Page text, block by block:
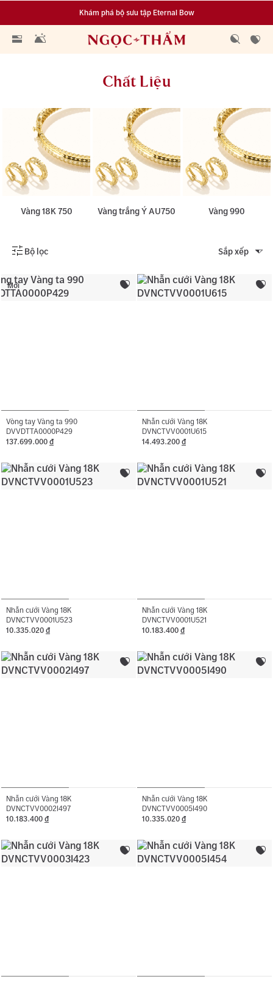
Đa dạng lựa chọn tích luỹ từ 0.1 chỉ vàng 999.9
Chất Liệu
Vàng 18K 750 Vàng trắng Ý AU750 Vàng 990
Bộ lọc Sắp xếp
Mới
Vòng tay Vàng ta 990
DVVDTTA0000P429
137.699.000 đ
Nhẫn cưới Vàng 18K
DVNCTVV0001U615
14.493.200 đ
Nhẫn cưới Vàng 18K
DVNCTVV0001U523
10.335.020 đ
Nhẫn cưới Vàng 18K
DVNCTVV0001U521
10.183.400 đ
Nhẫn cưới Vàng 18K
DVNCTVV0002I497
10.183.400 đ
Nhẫn cưới Vàng 18K
DVNCTVV0005I490
10.335.020 đ